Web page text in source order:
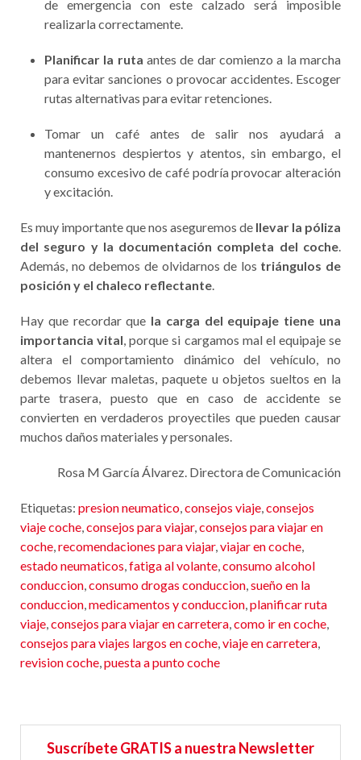
de emergencia con este calzado será imposible
realizarla correctamente.
Planificar la ruta antes de dar comienzo a la marcha
para evitar sanciones o provocar accidentes. Escoger
rutas alternativas para evitar retenciones.
Tomar un café antes de salir nos ayudará a
mantenernos despiertos y atentos, sin embargo, el
consumo excesivo de café podría provocar alteración
y excitación.
Es muy importante que nos aseguremos de llevar la póliza
del seguro y la documentación completa del coche.
Además, no debemos de olvidarnos de los triángulos de
posición y el chaleco reflectante.
Hay que recordar que la carga del equipaje tiene una
importancia vital, porque si cargamos mal el equipaje se
altera el comportamiento dinámico del vehículo, no
debemos llevar maletas, paquete u objetos sueltos en la
parte trasera, puesto que en caso de accidente se
convierten en verdaderos proyectiles que pueden causar
muchos daños materiales y personales.
Rosa M García Álvarez. Directora de Comunicación
Etiquetas: presion neumatico,consejos viaje,consejos
viaje coche,consejos para viajar,consejos para viajar en
coche,recomendaciones para viajar,viajar en coche,
estado neumaticos,fatiga al volante,consumo alcohol
conduccion,consumo drogas conduccion,sueño en la
conduccion,medicamentos y conduccion,planificar ruta
viaje,consejos para viajar en carretera,como ir en coche,
consejos para viajes largos en coche,viaje en carretera,
revision coche,puesta a punto coche
Suscríbete GRATIS a nuestra Newsletter